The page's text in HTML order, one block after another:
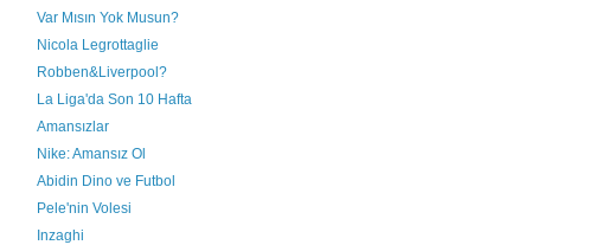
Var Mısın Yok Musun?
Nicola Legrottaglie
Robben&Liverpool?
La Liga'da Son 10 Hafta
Amansızlar
Nike: Amansız Ol
Abidin Dino ve Futbol
Pele'nin Volesi
Inzaghi